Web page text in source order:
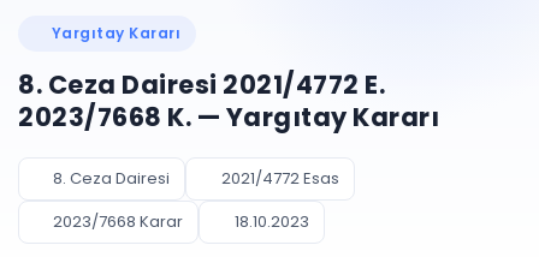
UYAP Evrak
Entegrasyonu
UETS Entegrasyonu
Tebligatları anında
Vekalet
PLANLAMA & TAKİP
Pano ve Takip
Ücretsiz Başlayın Giriş Yap
Yargıtay Kararı
8. Ceza Dairesi 2021/4772 E.
2023/7668 K. — Yargıtay Kararı
8. Ceza Dairesi
2021/4772 Esas
2023/7668 Karar
18.10.2023